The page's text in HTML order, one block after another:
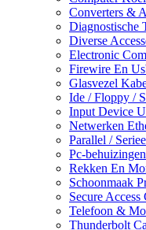
Converters &
Diagnostische
Diverse
Electronic
Firewire En
Glasvezel
Ide / Floppy /
Input Device
Netwerken
Parallel /
Pc-behuizingen
Rekken En
Schoonmaak
Secure Access
Telefoon &
Thunderbolt